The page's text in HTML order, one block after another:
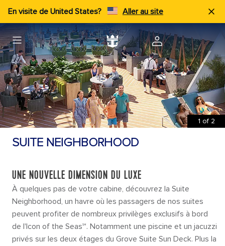
En visite de United States? Aller au site
1 of 2
SUITE NEIGHBORHOOD
UNE NOUVELLE DIMENSION DU LUXE
À quelques pas de votre cabine, découvrez la Suite
Neighborhood, un havre où les passagers de nos suites
peuvent profiter de nombreux privilèges exclusifs à bord
de l'Icon of the Seas℠. Notamment une piscine et un jacuzzi
privés sur les deux étages du Grove Suite Sun Deck. Plus la